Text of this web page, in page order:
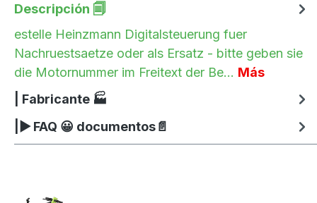
Descripción 🗐
estelle Heinzmann Digitalsteuerung fuer
Nachruestsaetze oder als Ersatz - bitte geben sie
die Motornummer im Freitext der Be… Más
| Fabricante 🏭
|▶ FAQ 😀 documentos📄